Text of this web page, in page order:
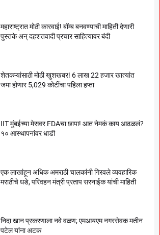
महाराष्ट्रात मोठी कारवाई! बॉम्ब बनवण्याची माहिती देणारी
पुस्तके अन् दहशतवादी प्रचार साहित्यावर बंदी
शेतकऱ्यांसाठी मोठी खुशखबर! 6 लाख 22 हजार खात्यांत
जमा होणार 5,029 कोटींचा पहिला हप्ता
IIT मुंबईच्या मेसवर FDAचा छापा! आत नेमकं काय आढळलं?
१० आस्थापनांवर धाडी
एक लाखांहून अधिक अमराठी चालकांनी गिरवले व्यवहारिक
मराठीचे धडे, परिवहन मंत्री प्रताप सरनाईक यांची माहिती
निदा खान प्रकरणाला नवे वळण; एमआयएम नगरसेवक मतीन
पटेल यांना अटक